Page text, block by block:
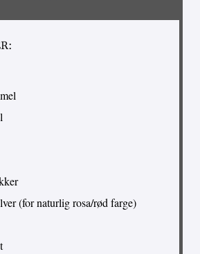
(for naturlig rosa/rød farge)